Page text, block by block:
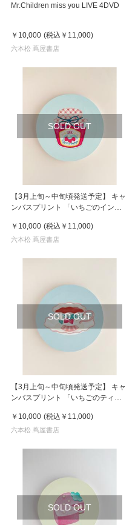
Mr.Children miss you LIVE 4DVD
￥10,000 (税込 ￥11,000)
六本松 蔦屋書店
SOLD OUT
【3月上旬～中旬頃発送予定】 キャ
ンバスプリント 「いちごのインク
￥10,000 (税込 ￥11,000)
六本松 蔦屋書店
SOLD OUT
【3月上旬～中旬頃発送予定】 キャ
ンバスプリント 「いちごのティー
￥10,000 (税込 ￥11,000)
六本松 蔦屋書店
SOLD OUT